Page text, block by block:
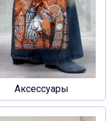
Аксессуары